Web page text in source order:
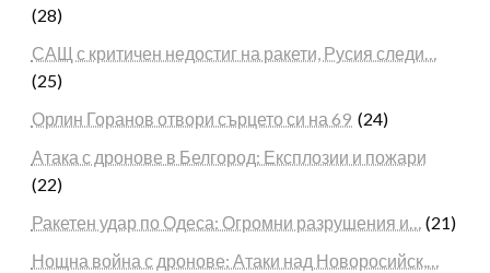
(28)
САЩ с критичен недостиг на ракети, Русия следи…
(25)
Орлин Горанов отвори сърцето си на 69 (24)
Атака с дронове в Белгород: Експлозии и пожари
(22)
Ракетен удар по Одеса: Огромни разрушения и… (21)
Нощна война с дронове: Атаки над Новоросийск,…